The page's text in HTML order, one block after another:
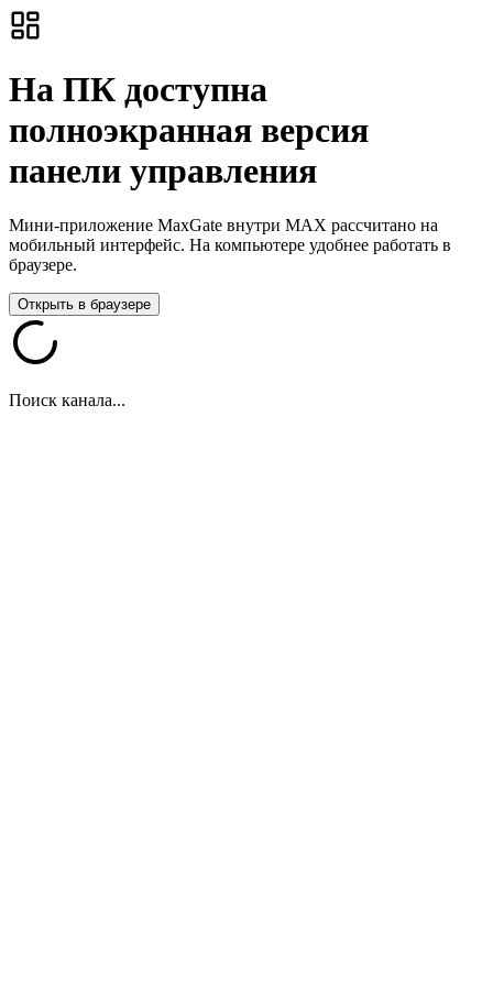
На ПК доступна
полноэкранная версия
панели управления
Мини-приложение MaxGate внутри MAX рассчитано на
мобильный интерфейс. На компьютере удобнее работать в
браузере.
Открыть в браузере
Поиск канала...